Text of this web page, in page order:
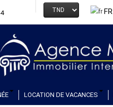
FR
LOCATION DE VACANCES